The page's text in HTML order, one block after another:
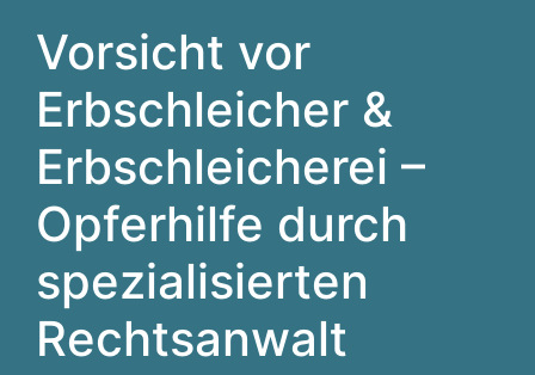
Vorsicht vor
Erbschleicher &
Erbschleicherei –
Opferhilfe durch
spezialisierten
Rechtsanwalt